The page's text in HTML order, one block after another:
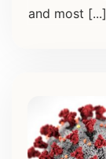
and most [...]